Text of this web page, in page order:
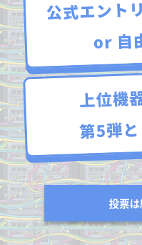
公式エント
or 自
上位機
第5弾と
投票